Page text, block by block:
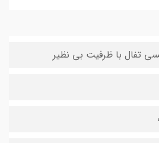
تفال با ظرفیت بی نظیر